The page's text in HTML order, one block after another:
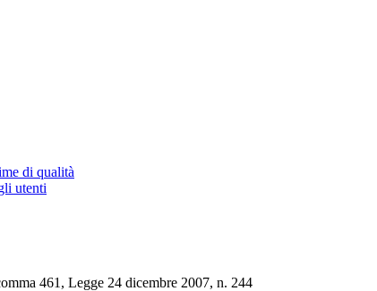
di qualità
utenti
461, Legge 24 dicembre 2007, n. 244